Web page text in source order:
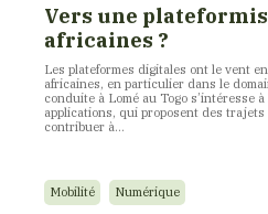
Vers une
africaines ?
Les plateformes digitales ont le vent
africaines, en particulier dans le
conduite à Lomé au Togo s’intéresse
applications, qui proposent des
contribuer à…
Mobilité Numérique